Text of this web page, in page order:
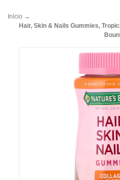
Início →
Hair, Skin & Nails Gummies,